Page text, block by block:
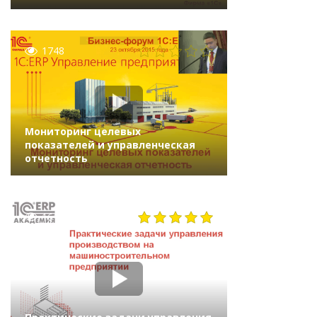
1748
Мониторинг целевых
показателей и управленческая
отчетность
1613